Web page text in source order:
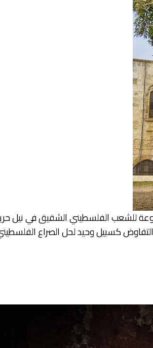
للشعب الفلسطيني الشقيق في نيل
بفضائل الحوار والتفاوض كسبيل وحيد لحل الصراع